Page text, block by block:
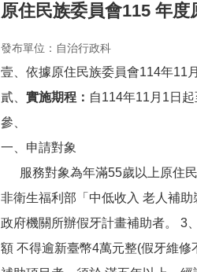
原住民族委員會115 年
發布單位：自治行政科
壹、依據原住民族委員會114年11
貳、 實施期程： 自114年11月1日起
參、
一、申請對象
服務對象為年滿55歲以上原住民
非衛生福利部「中低收入 老人補
政府機關所辦假牙計畫補助者。 3
額 不得逾新臺幣4萬元整(假牙維